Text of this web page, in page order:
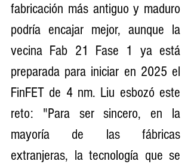
fabricación más antiguo y maduro
podría encajar mejor, aunque la
vecina Fab 21 Fase 1 ya está
preparada para iniciar en 2025 el
FinFET de 4 nm. Liu esbozó este
reto: "Para ser sincero, en la
mayoría de las fábricas
extranjeras, la tecnología que se